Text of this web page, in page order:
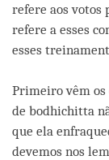
refere aos votos
refere a esses
esses
Primeiro vêm
de bodhichitta
que ela
devemos nos